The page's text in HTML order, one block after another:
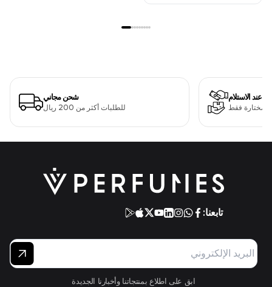
شحن مجاني
للطلبات أكثر من 200 ريال
عند الاستلام
مختارة فقط
تابعنا:
ابق على اطلاع بمنتجاتنا وأخبارنا الجديدة